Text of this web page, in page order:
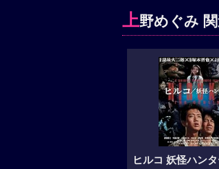
上野めぐみ
ヒルコ 妖怪ハン